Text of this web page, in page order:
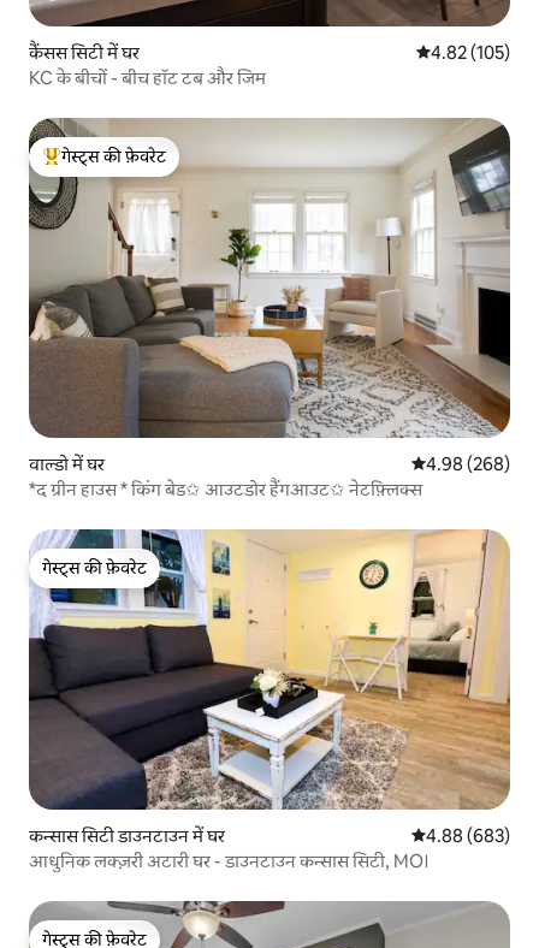
कैंसस सिटी में घर औसत रेटिंग 5 में से
4.82 (105)
KC के बीचों - बीच हॉट टब और जिम
गेस्ट्स का टॉप फ़ेवरेट
गेस्ट्स की फ़ेवरेट
वाल्डो में घर औसत रेटिंग 5 में से
4.98 (268)
*द ग्रीन हाउस * किंग बेड✩ आउटडोर हैंगआउट✩ नेटफ़्लिक्स
गेस्ट्स की फ़ेवरेट
गेस्ट्स की फ़ेवरेट
कन्सास सिटी डाउनटाउन में घर औसत रेटिंग 5 में से
4.88 (683)
आधुनिक लक्ज़री अटारी घर - डाउनटाउन कन्सास सिटी, MO।
गेस्ट्स की फ़ेवरेट